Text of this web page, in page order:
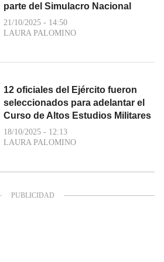
parte del Simulacro Nacional
21/10/2025 - 14:50
LAURA PALOMINO
12 oficiales del Ejército fueron
seleccionados para adelantar el
Curso de Altos Estudios Militares
18/10/2025 - 12:13
LAURA PALOMINO